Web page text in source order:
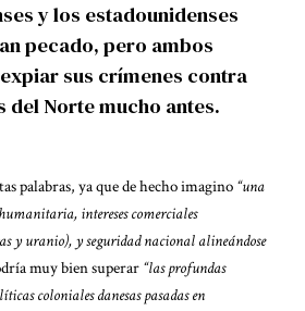
y los estadounidenses
pecado, pero ambos
sus crímenes contra
del Norte mucho antes.
palabras, ya que de hecho imagino “una
intereses comerciales
y uranio), y seguridad nacional alineándose
muy bien superar “las profundas
coloniales danesas pasadas en